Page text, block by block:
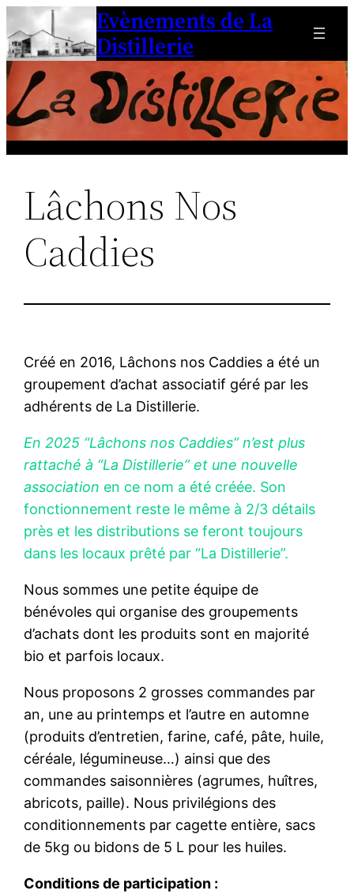
Aller
au
contenu
Evènements de La
Distillerie
Lâchons Nos
Caddies
Créé en 2016, Lâchons nos Caddies a été un
groupement d’achat associatif géré par les
adhérents de La Distillerie.
En 2025 “Lâchons nos Caddies” n’est plus
rattaché à “La Distillerie” et une nouvelle
association en ce nom a été créée. Son
fonctionnement reste le même à 2/3 détails
près et les distributions se feront toujours
dans les locaux prêté par “La Distillerie”.
Nous sommes une petite équipe de
bénévoles qui organise des groupements
d’achats dont les produits sont en majorité
bio et parfois locaux.
Nous proposons 2 grosses commandes par
an, une au printemps et l’autre en automne
(produits d’entretien, farine, café, pâte, huile,
céréale, légumineuse…) ainsi que des
commandes saisonnières (agrumes, huîtres,
abricots, paille). Nous privilégions des
conditionnements par cagette entière, sacs
de 5kg ou bidons de 5 L pour les huiles.
Conditions de participation :